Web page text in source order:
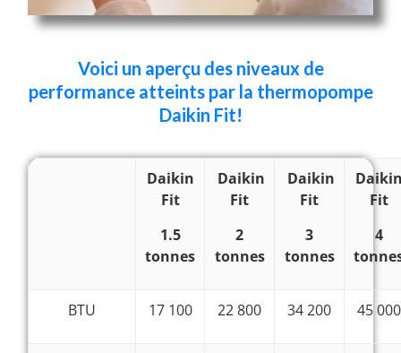
Voici un aperçu des niveaux de
performance atteints par la thermopompe
Daikin Fit!
Daikin
Fit
1.5
tonnes
Daikin
Fit
2
tonnes
Daikin
Fit
3
tonnes
Fit
4
BTU 17 100 22 800 34 200 45 000